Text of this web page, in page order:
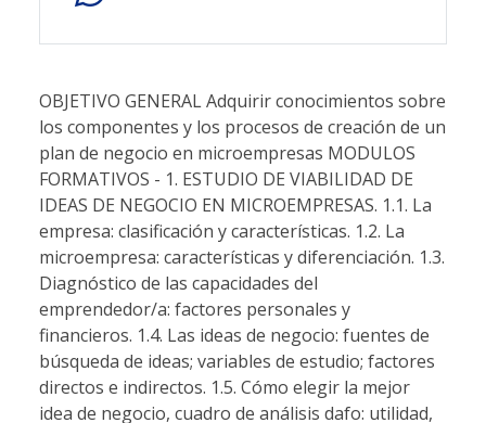
OBJETIVO GENERAL Adquirir conocimientos sobre
los componentes y los procesos de creación de un
plan de negocio en microempresas MODULOS
FORMATIVOS - 1. ESTUDIO DE VIABILIDAD DE
IDEAS DE NEGOCIO EN MICROEMPRESAS. 1.1. La
empresa: clasificación y características. 1.2. La
microempresa: características y diferenciación. 1.3.
Diagnóstico de las capacidades del
emprendedor/a: factores personales y
financieros. 1.4. Las ideas de negocio: fuentes de
búsqueda de ideas; variables de estudio; factores
directos e indirectos. 1.5. Cómo elegir la mejor
idea de negocio, cuadro de análisis dafo: utilidad,